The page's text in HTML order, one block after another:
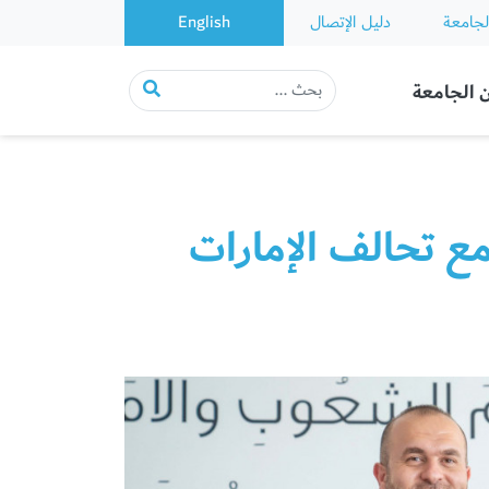
دليل الإتصال English
الجامعة
تحالف الإمارات